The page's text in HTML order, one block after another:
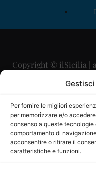
Per fornire le migliori
per memorizzare e/o
consenso a queste
comportamento di
acconsentire o ritirare il
caratteristiche e funzioni.
Copyright © ilSicilia |
Direttore
Direttore